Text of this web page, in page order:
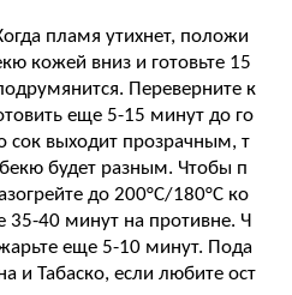
пламя утихнет, положи
кожей вниз и готовьте 15
Переверните к
еще 5-15 минут до го
сок выходит прозрачным, т
будет разным. Чтобы п
до 200°C/180°C ко
35-40 минут на противне. Ч
еще 5-10 минут. Пода
и Табаско, если любите ост